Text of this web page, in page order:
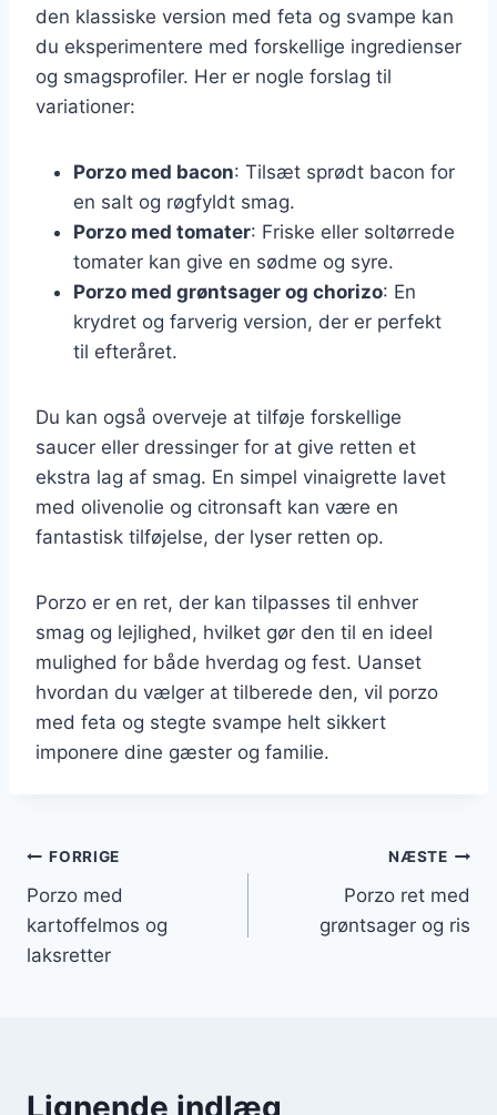
den klassiske version med feta og svampe kan
du eksperimentere med forskellige ingredienser
og smagsprofiler. Her er nogle forslag til
variationer:
Porzo med bacon: Tilsæt sprødt bacon for
en salt og røgfyldt smag.
Porzo med tomater: Friske eller soltørrede
tomater kan give en sødme og syre.
Porzo med grøntsager og chorizo: En
krydret og farverig version, der er perfekt
til efteråret.
Du kan også overveje at tilføje forskellige
saucer eller dressinger for at give retten et
ekstra lag af smag. En simpel vinaigrette lavet
med olivenolie og citronsaft kan være en
fantastisk tilføjelse, der lyser retten op.
Porzo er en ret, der kan tilpasses til enhver
smag og lejlighed, hvilket gør den til en ideel
mulighed for både hverdag og fest. Uanset
hvordan du vælger at tilberede den, vil porzo
med feta og stegte svampe helt sikkert
imponere dine gæster og familie.
Indlægsnavigation
FORRIGE
Porzo med
kartoffelmos og
laksretter
NÆSTE
Porzo ret med
grøntsager og ris
Lignende indlæg